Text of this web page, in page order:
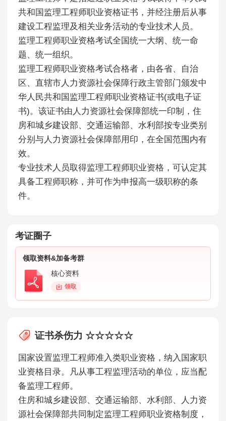
共和国监理工程师职业资格证书，并经注册后从事
建设工程监理及相关业务活动的专业技术人员。
监理工程师职业资格考试全国统一大纲、统一命
题、统一组织。
监理工程师职业资格考试合格者，由各省、自治
区、直辖市人力资源社会保障行政主管部门颁发中
华人民共和国监理工程师职业资格证书(或电子证
书)。该证书由人力资源社会保障部统一印制，住
房和城乡建设部、交通运输部、水利部按专业类别
分别与人力资源社会保障部用印，在全国范围内有
效。
专业技术人员取得监理工程师职业资格，可认定其
具备工程师职称，并可作为申报高一级职称的条
件。
考证圈子
领取资料&加备考群
核心资料
领取
证书杀伤力 ☆☆☆☆☆
国家设置监理工程师准入类职业资格，纳入国家职
业资格目录。凡从事工程监理活动的单位，应当配
备监理工程师。
住房和城乡建设部、交通运输部、水利部、人力资
源社会保障部共同制定监理工程师职业资格制度，